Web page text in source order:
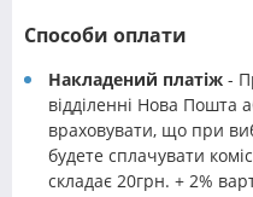
Способи оплати
Накладений платіж -
відділенні Нова Пошта
враховувати, що при
будете сплачувати
складає 20грн. + 2%